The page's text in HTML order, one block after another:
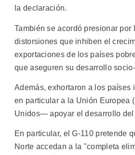
la declaración.
También se acordó presionar por
distorsiones que inhiben el
exportaciones de los países
que aseguren su desarrollo
Además, exhortaron a los
en particular a la Unión Europea
Unidos— apoyar el desarrollo del
En particular, el G-110 pretende
Norte accedan a la "completa